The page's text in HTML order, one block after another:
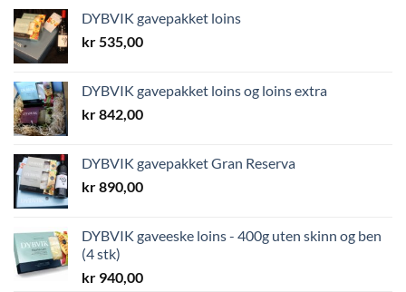
DYBVIK gavepakket loins
kr535,00
DYBVIK gavepakket loins og loins extra
kr842,00
DYBVIK gavepakket Gran Reserva
kr890,00
DYBVIK gaveeske loins - 400g uten skinn og ben
(4 stk)
kr 940,00